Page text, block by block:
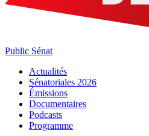
Public Sénat
Actualités
Sénatoriales 2026
Émissions
Documentaires
Podcasts
Programme